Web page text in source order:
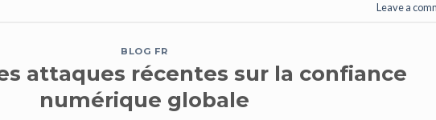
Leave a
BLOG FR
attaques récentes sur la confiance
numérique globale